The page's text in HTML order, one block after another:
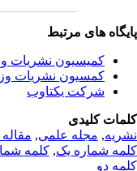
های مرتبط
کمیسیون نشریات
کمسیون نشریات
شرکت یکتاوب
کلیدی
,مجله علمی, مقاله
شماره یک,کلمه
دو